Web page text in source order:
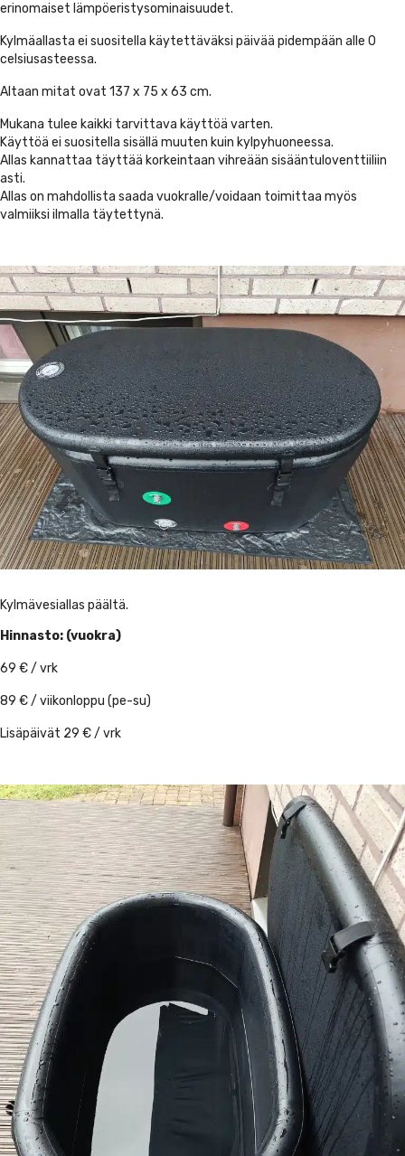
erinomaiset lämpöeristysominaisuudet.
Kylmäallasta ei suositella käytettäväksi päivää pidempään alle 0
celsiusasteessa.
Altaan mitat ovat 137 x 75 x 63 cm.
Mukana tulee kaikki tarvittava käyttöä varten.
Käyttöä ei suositella sisällä muuten kuin kylpyhuoneessa.
Allas kannattaa täyttää korkeintaan vihreään sisääntuloventtiiliin
asti.
Allas on mahdollista saada vuokralle/voidaan toimittaa myös
valmiiksi ilmalla täytettynä.
Kylmävesiallas päältä.
Hinnasto: (vuokra)
69 € / vrk
89 € / viikonloppu (pe-su)
Lisäpäivät 29 € / vrk